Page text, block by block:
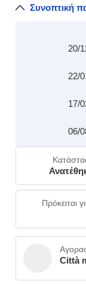
Συνοπτική
20/
22/
17/
06/
Πρόκειται
Città